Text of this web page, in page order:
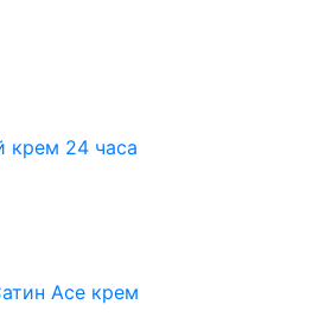
крем 24 часа
Аce крем